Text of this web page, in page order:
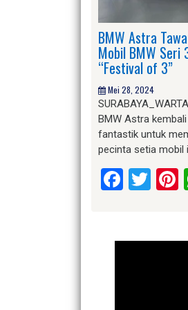
BMW Astra
Mobil BMW Seri
“Festival of 3”
Mei 28, 2024
BMW Astra
fantastik untuk
pecinta setia mobil